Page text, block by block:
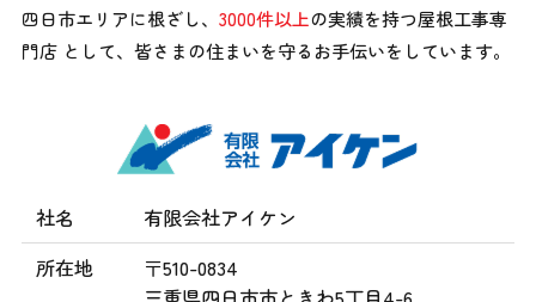
四日市エリアに根ざし、 3000件以上の実績を持つ屋根工事専
門店 として、 皆さまの住まいを守るお手伝いをしています。
社名
有限会社アイケン
所在地
〒510-0834